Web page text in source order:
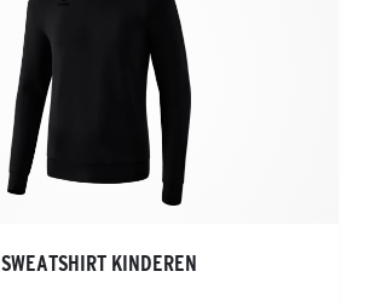
SWEATSHIRT KINDEREN